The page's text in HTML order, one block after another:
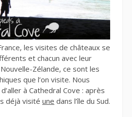
les visites de châteaux se
et chacun avec leur
Zélande, ce sont les
que l’on visite. Nous
à Cathedral Cove : après
déjà visité une dans l’île du Sud.